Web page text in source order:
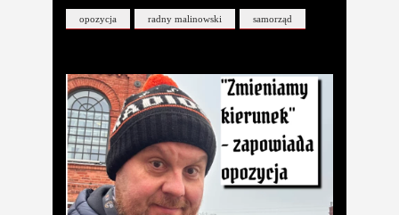
opozycja radny malinowski samorząd